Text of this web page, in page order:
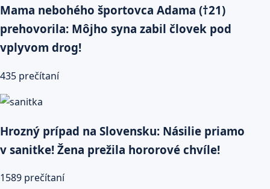
Mama nebohého športovca Adama (†21)
prehovorila: Môjho syna zabil človek pod
vplyvom drog!
435 prečítaní
Hrozný prípad na Slovensku: Násilie priamo
v sanitke! Žena prežila hororové chvíle!
1589 prečítaní